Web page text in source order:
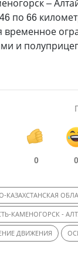
–
по 66
временное
и
0 0
КАЗАХСТАНСКАЯ
КАМЕНОГОРСК -
ДВИЖЕНИЯ